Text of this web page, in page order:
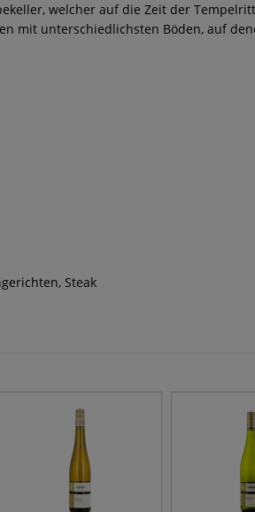
welcher auf die Zeit der
mit unterschiedlichsten Böden, auf
Steak